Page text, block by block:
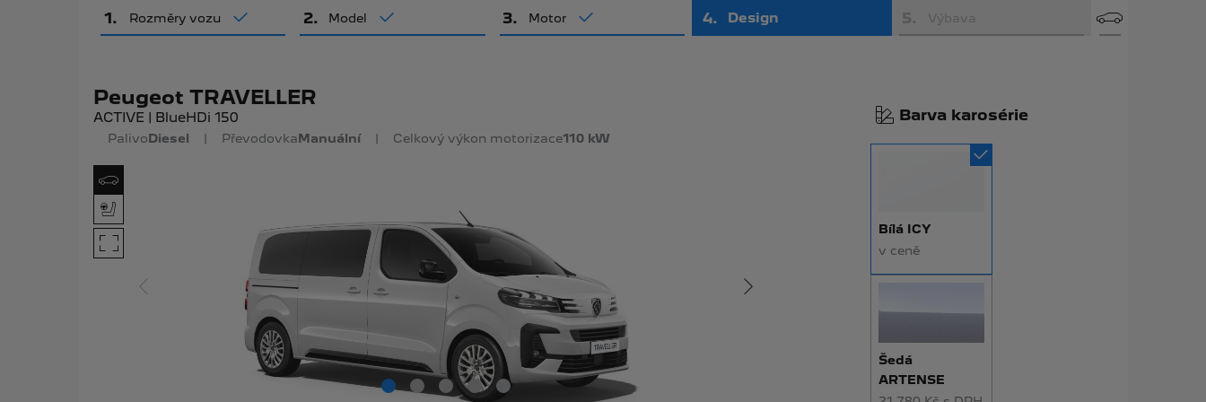
1. Rozměry vozu 2. Model 3. Motor 4. Design 5. Výbava
Peugeot TRAVELLER
ACTIVE | BlueHDi 150
PalivoDiesel | PřevodovkaManuální | Celkový výkon motorizace110 kW
Barva karosérie
Bílá ICY
v ceně
Šedá
ARTENSE